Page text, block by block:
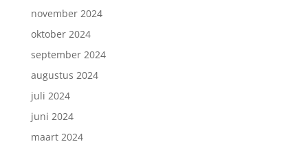
november 2024
oktober 2024
september 2024
augustus 2024
juli 2024
juni 2024
maart 2024